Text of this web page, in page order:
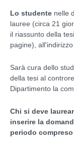
Lo studente nelle
lauree (circa 21
il riassunto della
pagine),
Sarà cura dello
della tesi al
Dipartimento la
Chi si deve
inserire la
periodo